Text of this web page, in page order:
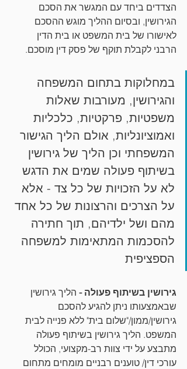
הצדדים ביחד עם המגשר את הסכם
הגירושין, ובסיום ההליך מוגש ההסכם
לאישורו של בית המשפט או בית הדין
הרבני לקבלת תוקף של פסק דין מוסכם.
במחלוקות בתחום המשפחה
והגירושין, מעורבות שאלות
משפטיות, פרקטיות, כלכליות
ואמוציונליות, אולם הליך הגישור
המשפחתי וכן הליך של גירושין
בשיתוף פעולה שמים את הדגש
לא על הזכויות של כל צד - אלא
על הצרכים והרצונות של כל אחד
מהם ושל ילדיהם, תוך חתירה
להסכמות המתאימות למשפחה
הספציפית
גירושין בשיתוף פעולה - הליך גירושין
שבאמצעותו ניתן להגיע להסכם
גירושין/ממון/"שלום בית" ללא פנייה לבית
המשפט. הליך גירושין בשיתוף פעולה
מתבצע על ידי צוות רב-מקצועי, הכולל
עורכי דין/ טוענים רבניים מומחים מתחום